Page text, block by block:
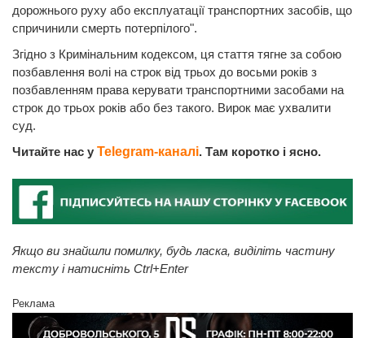
дорожнього руху або експлуатації транспортних засобів, що
спричинили смерть потерпілого".
Згідно з Кримінальним кодексом, ця стаття тягне за собою
позбавлення волі на строк від трьох до восьми років з
позбавленням права керувати транспортними засобами на
строк до трьох років або без такого. Вирок має ухвалити
суд.
Читайте нас у Telegram-каналі. Там коротко і ясно.
Якщо ви знайшли помилку, будь ласка, виділіть частину
тексту і натисніть Ctrl+Enter
Реклама